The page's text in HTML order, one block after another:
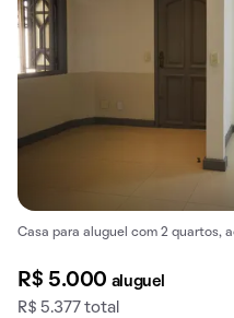
Casa para aluguel com 2 quartos,
R$ 5.000 aluguel
R$ 5.377 total